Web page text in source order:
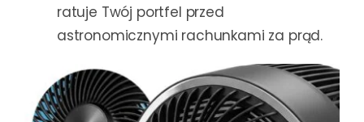
ratuje Twój portfel przed
astronomicznymi rachunkami za prąd.